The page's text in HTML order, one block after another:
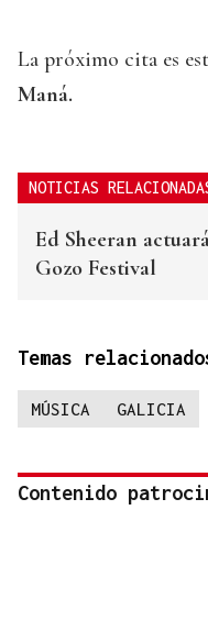
La próximo cita es
Maná.
NOTICIAS
Ed Sheeran
Gozo Festival
Temas
MÚSICA GALICIA
Contenido